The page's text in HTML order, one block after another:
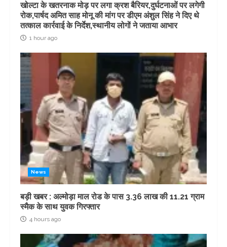
खोल्टा के खतरनाक मोड़ पर लगा क्रश बैरियर,दुर्घटनाओं पर लगेगी
रोक,पार्षद अमित साह मोनू की मांग पर डीएम अंशुल सिंह ने दिए थे
तत्काल कार्रवाई के निर्देश,स्थानीय लोगों ने जताया आभार
1 hour ago
News
बड़ी खबर : अल्मोड़ा माल रोड के पास 3.36 लाख की 11.21 ग्राम
स्मैक के साथ युवक गिरफ्तार
4 hours ago